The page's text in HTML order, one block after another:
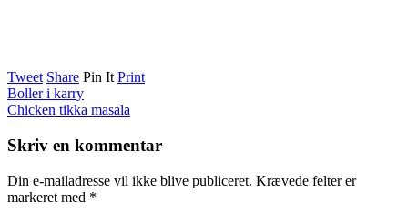
Tweet Share Pin It Print
Boller i karry
Chicken tikka masala
Skriv en kommentar
Din e-mailadresse vil ikke blive publiceret. Krævede felter er
markeret med *